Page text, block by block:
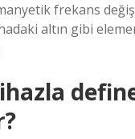
frekans
altın gibi